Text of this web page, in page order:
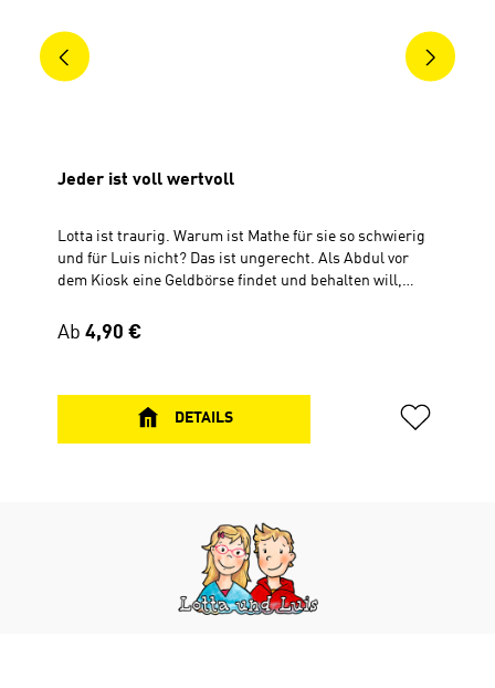
Jeder ist voll wertvoll
Lotta ist traurig. Warum ist Mathe für sie so schwierig
und für Luis nicht? Das ist ungerecht. Als Abdul vor
dem Kiosk eine Geldbörse findet und behalten will,
Ordnung ist. Lotta schon. Später muss sogar Abdul
wertvoll.Im Heft befindet sich ein Code zum Download
der Hör-Geschichte (MP3-Format). Dazu gibt es viele
Regulärer Preis:
Ab 4,90 €
DETAILS